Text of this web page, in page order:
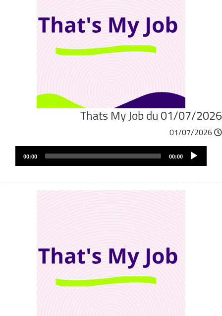
Thats My Job du 01/07/
01/07/2026
Audio
Player
00:00
00:00